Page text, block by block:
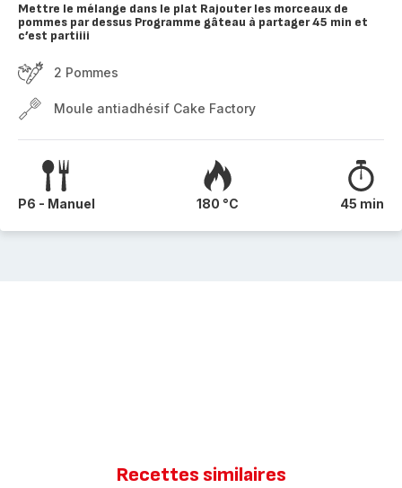
Mettre le mélange dans le plat Rajouter les morceaux de
pommes par dessus Programme gâteau à partager 45 min et
c’est partiiii
2 Pommes
Moule antiadhésif Cake Factory
P6 - Manuel 180 °C 45 min
Recettes similaires